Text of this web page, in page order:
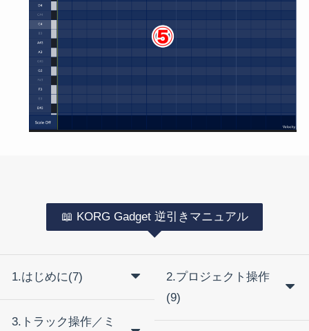
📖 KORG Gadget 逆引きマニュアル
1.はじめに(7)
3.トラック操作／ミ
2.プロジェクト操作
(9)